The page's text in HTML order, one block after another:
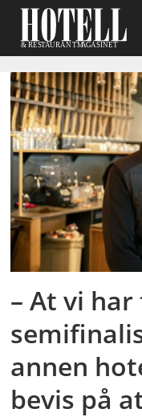
Emne:
haugen-
gruppen
– At vi
annen
bevis på